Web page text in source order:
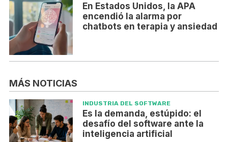
En Estados Unidos, la APA
encendió la alarma por
chatbots en terapia y ansiedad
MÁS NOTICIAS
INDUSTRIA DEL SOFTWARE
Es la demanda, estúpido: el
desafío del software ante la
inteligencia artificial